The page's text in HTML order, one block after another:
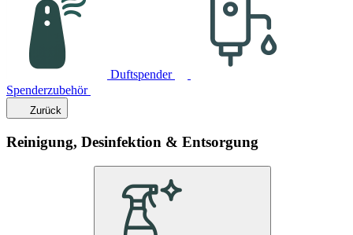
Duftspender
Spenderzubehör
Zurück
Reinigung, Desinfektion & Entsorgung